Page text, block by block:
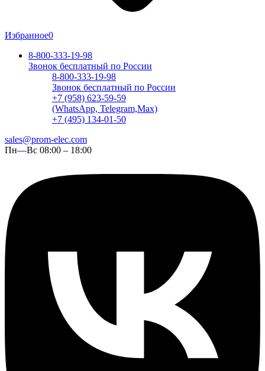
Избранное0
8-800-333-19-98
Звонок бесплатный по России
8-800-333-19-98
Звонок бесплатный по России
+7 (958) 623-59-59
(WhatsApp, Telegram,Max)
+7 (495) 134-01-50
sales@prom-elec.com
Пн—Вс 08:00 – 18:00